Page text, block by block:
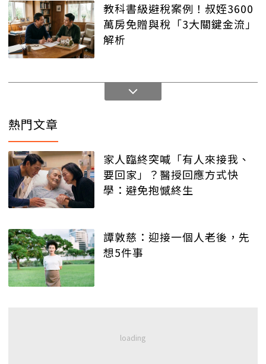
教科書級避稅案例！叔姪3600
萬房免贈與稅「3大關鍵金流」
解析
熱門文章
家人臨終突喊「有人來接我、
要回家」？醫授回應方式快
學：避免抱憾終生
譚敦慈：迎接一個人老後，先
想5件事